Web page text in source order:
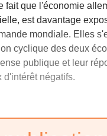
fait que l'économie
est davantage
mondiale. Elles
cyclique des deux
publique et leur
d'intérêt négatifs.